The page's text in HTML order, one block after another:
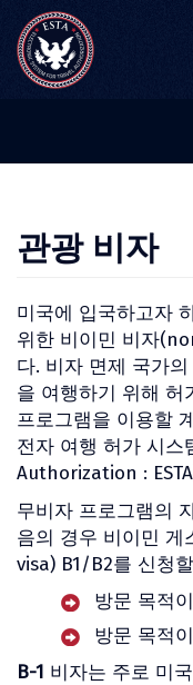
관광 비자
미국에 입국하고자
위한 비이민 비자
다. 비자 면제 국가
을 여행하기 위해 허
프로그램을 이용할
전자 여행 허가 시
Authorization :
무비자 프로그램의
음의 경우 비이민
visa) B1/B2를 신청
방문 목적
방문 목적
B-1 비자는 주로 미